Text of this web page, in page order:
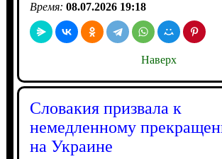
Время: 08.07.2026 19:18
Наверх
Словакия призвала к
немедленному
на Украине